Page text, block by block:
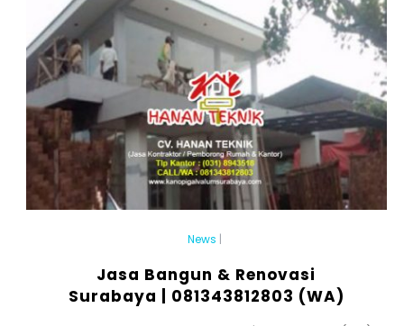
News |
Jasa Bangun & Renovasi
Surabaya | 081343812803 (WA)